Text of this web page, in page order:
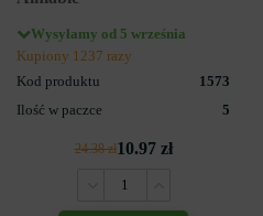
Wysyłamy od 5 września
Kupiony 1237 razy
Kod produktu
1573
Ilość w paczce
5
24.38 zł10.97 zł